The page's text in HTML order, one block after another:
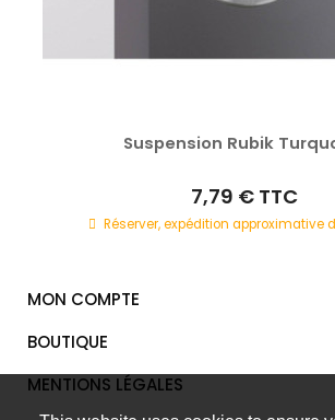
Suspension Rubik
7,79 € TTC
Réserver, expédition approximative
MON COMPTE
BOUTIQUE
MENTIONS LÉGALES